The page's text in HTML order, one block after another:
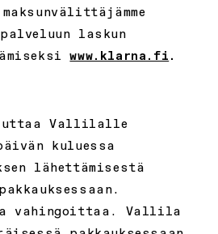
laskun
www.klarna.fi.
Vallilalle
kuluessa
lähettämisestä
vahingoittaa. Vallila